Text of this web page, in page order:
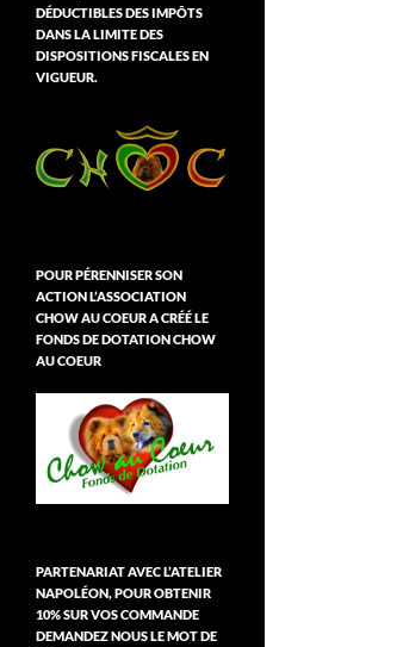
DÉDUCTIBLES DES IMPÔTS
DANS LA LIMITE DES
DISPOSITIONS FISCALES EN
VIGUEUR.
POUR PÉRENNISER SON
ACTION L’ASSOCIATION
CHOW AU COEUR A CRÉÉ LE
FONDS DE DOTATION CHOW
AU COEUR
PARTENARIAT AVEC L’ATELIER
NAPOLÉON, POUR OBTENIR
10% SUR VOS COMMANDE
DEMANDEZ NOUS LE MOT DE